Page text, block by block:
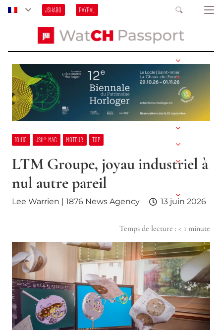
JSHABO PAYPAL
10H10 JSH® MAG MOTEUR TOP
LTM Groupe, joyau industriel à
nul autre pareil
Lee Warrien | 1876 News Agency 13 juin 2026
Temps de lecture : < 1 minute